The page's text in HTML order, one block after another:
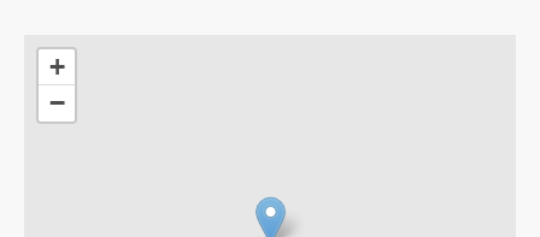
+
−